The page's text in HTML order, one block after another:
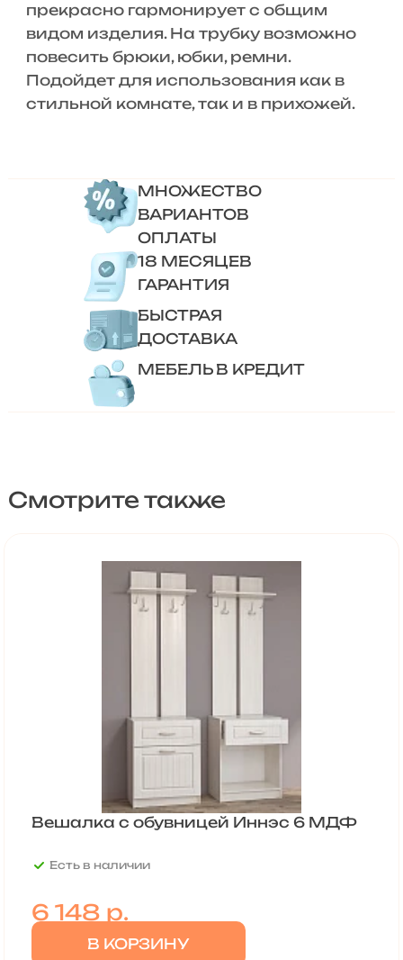
прекрасно гармонирует с общим
видом изделия. На трубку возможно
повесить брюки, юбки, ремни.
Подойдет для использования как в
стильной комнате, так и в прихожей.
МНОЖЕСТВО
ВАРИАНТОВ
ОПЛАТЫ
18 МЕСЯЦЕВ
ГАРАНТИЯ
БЫСТРАЯ
ДОСТАВКА
МЕБЕЛЬ В КРЕДИТ
Смотрите также
Вешалка с обувницей Иннэс 6 МДФ
Есть в наличии
6 148 р.
В КОРЗИНУ